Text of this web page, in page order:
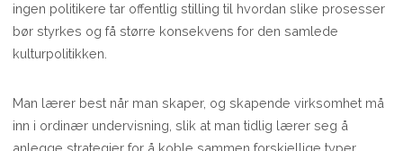
ingen politikere tar offentlig stilling til hvordan slike prosesser
bør styrkes og få større konsekvens for den samlede
kulturpolitikken.
Man lærer best når man skaper, og skapende virksomhet må
inn i ordinær undervisning, slik at man tidlig lærer seg å
anlegge strategier for å koble sammen forskjellige typer